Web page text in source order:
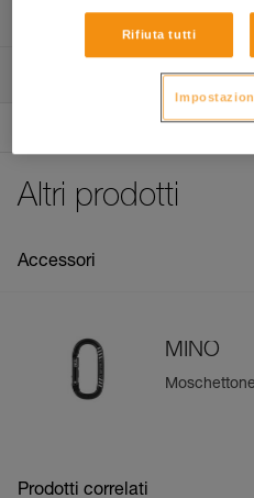
Composto da un bloccante
del piede. La fettuccia può
parte superiore dello
accessorio tipo MINO (non
MINO,
- regolazione possibile per
grazie alla leva di apertura.
Peso: 110 g
Diametro della corda min.: 7
Diametro della corda max.:
Compatibilità corda:
Garanzia : 3 anni
Informazioni tecniche
Libretto d'uso
Scarica il pdf technical-
Gestisci e controlla
compilate automaticamente.
Altri prodotti
Accessori
MINO
Prodotti correlati
Rifiuta tutti